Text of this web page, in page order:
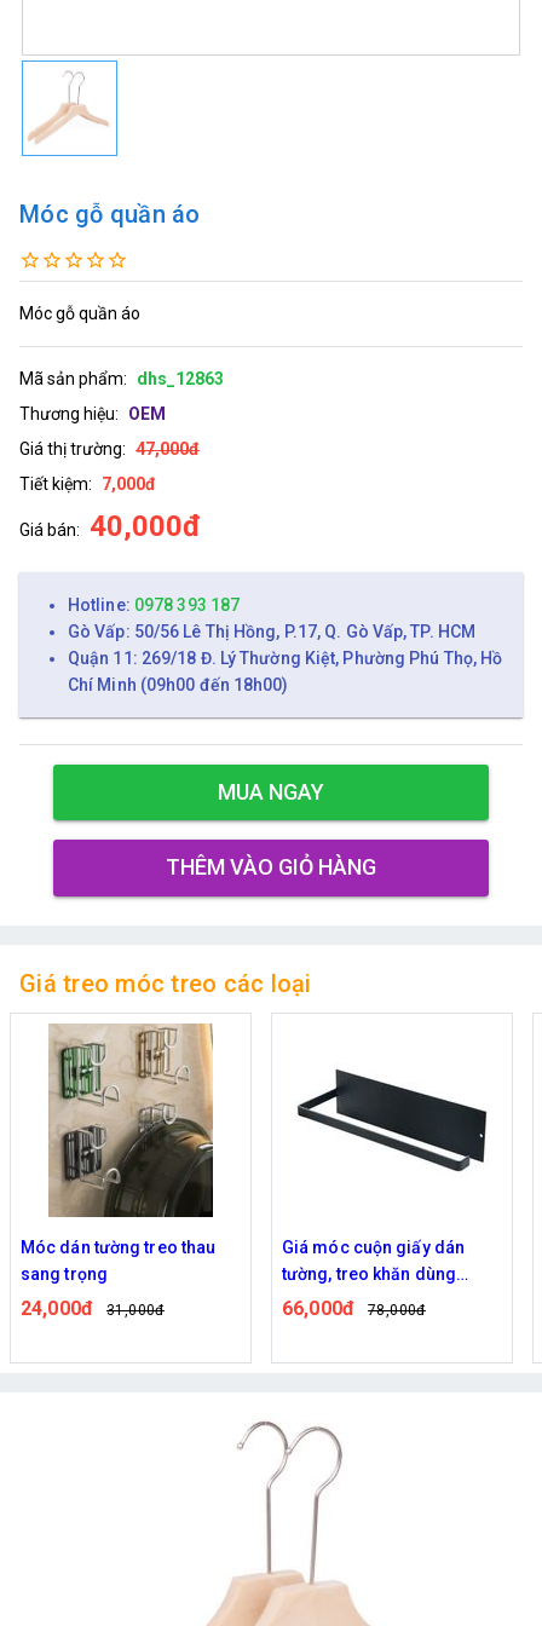
Móc gỗ quần áo
Móc gỗ quần áo
Mã sản phẩm:
dhs_12863
Thương hiệu:
OEM
Giá thị trường: 47,000đ
Tiết kiệm:
7,000đ
Giá bán: 40,000đ
Hotline: 0978 393 187
Gò Vấp: 50/56 Lê Thị Hồng, P.17, Q. Gò Vấp, TP. HCM
Quận 11: 269/18 Đ. Lý Thường Kiệt, Phường Phú Thọ, Hồ
Chí Minh (09h00 đến 18h00)
MUA NGAY
THÊM VÀO GIỎ HÀNG
Giá treo móc treo các loại
Móc dán tường treo thau
sang trọng
24,000đ 31,000đ
Giá móc cuộn giấy dán
tường, treo khăn dùng
trong nhà bếp, phòng tắm
66,000đ 78,000đ